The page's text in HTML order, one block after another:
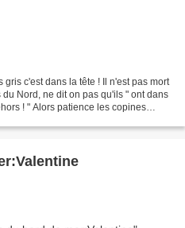
c'est dans la tête ! Il n'est pas mort
Nord, ne dit on pas qu'ils " ont dans
! " Alors patience les copines